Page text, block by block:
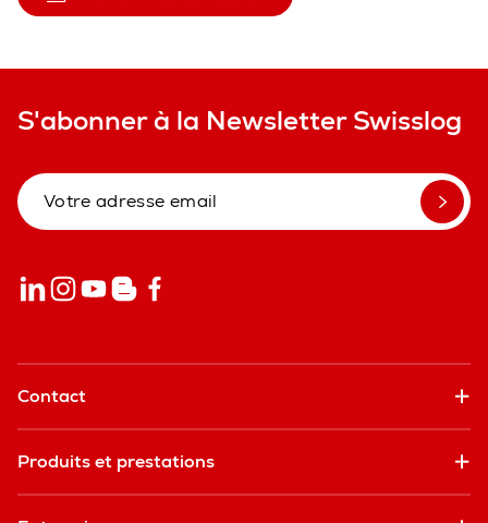
S'abonner à la Newsletter Swisslog
Contact
Produits et prestations